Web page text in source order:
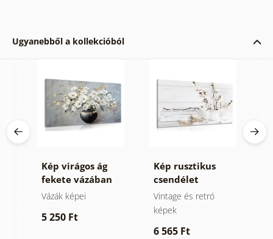
Ugyanebből a kollekcióból
Kép virágos ág
fekete vázában
Vázák képei
5 250 Ft
Kép rusztikus
csendélet
Vintage és retró
képek
6 565 Ft